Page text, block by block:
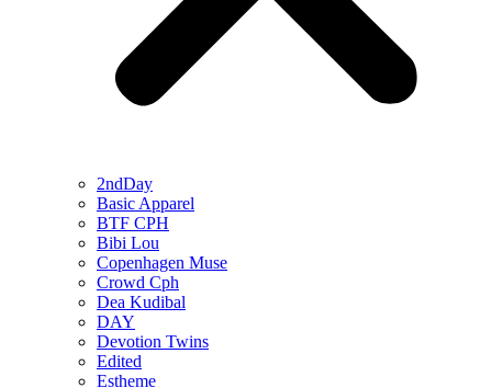
2ndDay
Basic Apparel
BTF CPH
Bibi Lou
Copenhagen Muse
Crowd Cph
Dea Kudibal
DAY
Devotion Twins
Edited
Estheme